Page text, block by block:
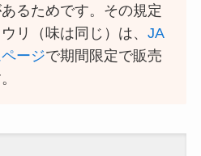
るためです。その規定
リ（味は同じ）は、JA
ージで期間限定で販売